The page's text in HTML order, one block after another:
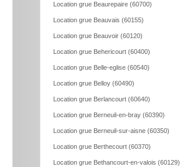
Location grue Beaurepaire (60700)
Location grue Beauvais (60155)
Location grue Beauvoir (60120)
Location grue Behericourt (60400)
Location grue Belle-eglise (60540)
Location grue Belloy (60490)
Location grue Berlancourt (60640)
Location grue Berneuil-en-bray (60390)
Location grue Berneuil-sur-aisne (60350)
Location grue Berthecourt (60370)
Location grue Bethancourt-en-valois (60129)